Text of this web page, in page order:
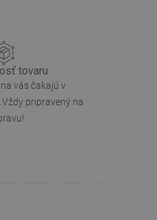
tovaru
vás čakajú v
pripravený na